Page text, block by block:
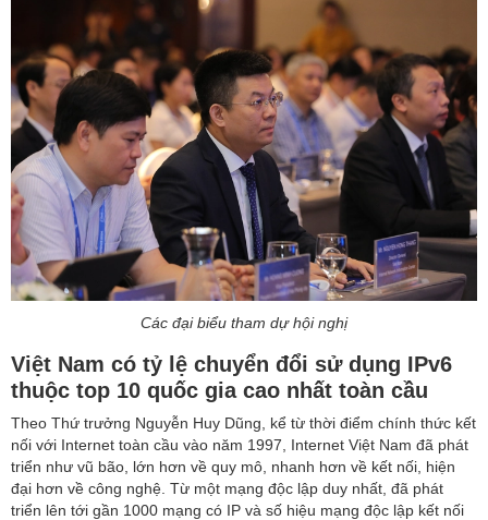
Các đại biểu tham dự hội nghị
Việt Nam có tỷ lệ chuyển đổi sử dụng IPv6
thuộc top 10 quốc gia cao nhất toàn cầu
Theo Thứ trưởng Nguyễn Huy Dũng, kể từ thời điểm chính thức kết
nối với Internet toàn cầu vào năm 1997, Internet Việt Nam đã phát
triển như vũ bão, lớn hơn về quy mô, nhanh hơn về kết nối, hiện
đại hơn về công nghệ. Từ một mạng độc lập duy nhất, đã phát
triển lên tới gần 1000 mạng có IP và số hiệu mạng độc lập kết nối